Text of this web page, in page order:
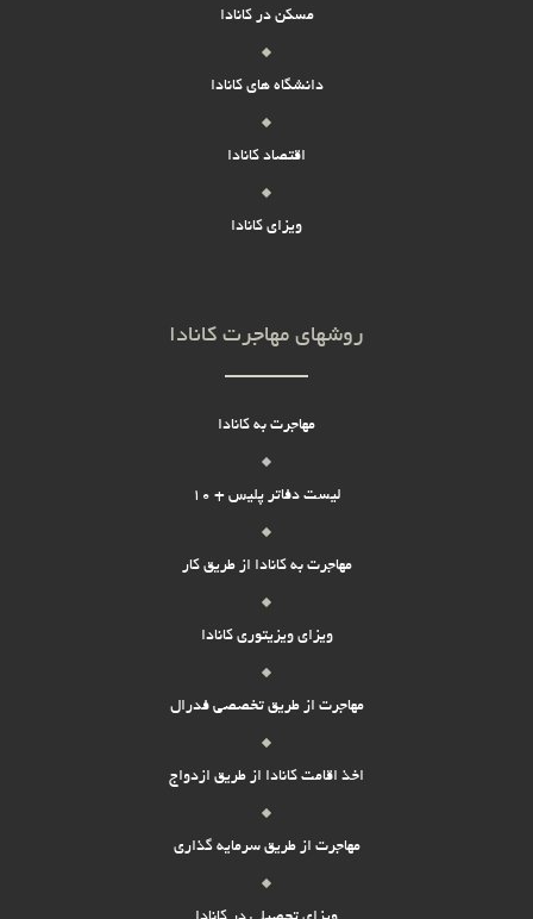
مسکن در کانادا
دانشگاه های کانادا
اقتصاد کانادا
ویزای کانادا
روشهای مهاجرت کانادا
مهاجرت به کانادا
لیست دفاتر پلیس + 10
مهاجرت به کانادا از طریق کار
ویزای ویزیتوری کانادا
مهاجرت از طریق تخصصی فدرال
اخذ اقامت کانادا از طریق ازدواج
مهاجرت از طریق سرمایه گذاری